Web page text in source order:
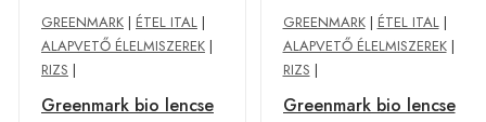
GREENMARK | ÉTEL ITAL |
ALAPVETŐ ÉLELMISZEREK |
RIZS |
Greenmark bio lencse
GREENMARK| ÉTEL ITAL|
ALAPVETŐ ÉLELMISZEREK|
RIZS |
Greenmark bio lencse